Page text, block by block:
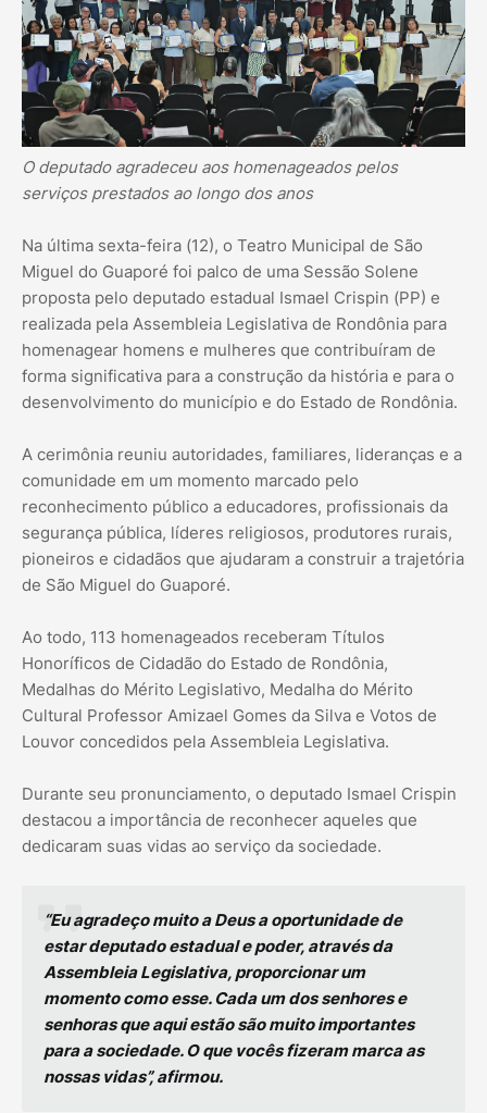
O deputado agradeceu aos homenageados pelos
serviços prestados ao longo dos anos
Na última sexta-feira (12), o Teatro Municipal de São
Miguel do Guaporé foi palco de uma Sessão Solene
proposta pelo deputado estadual Ismael Crispin (PP) e
realizada pela Assembleia Legislativa de Rondônia para
homenagear homens e mulheres que contribuíram de
forma significativa para a construção da história e para o
desenvolvimento do município e do Estado de Rondônia.
A cerimônia reuniu autoridades, familiares, lideranças e a
comunidade em um momento marcado pelo
reconhecimento público a educadores, profissionais da
segurança pública, líderes religiosos, produtores rurais,
pioneiros e cidadãos que ajudaram a construir a trajetória
de São Miguel do Guaporé.
Ao todo, 113 homenageados receberam Títulos
Honoríficos de Cidadão do Estado de Rondônia,
Medalhas do Mérito Legislativo, Medalha do Mérito
Cultural Professor Amizael Gomes da Silva e Votos de
Louvor concedidos pela Assembleia Legislativa.
Durante seu pronunciamento, o deputado Ismael Crispin
destacou a importância de reconhecer aqueles que
dedicaram suas vidas ao serviço da sociedade.
“Eu agradeço muito a Deus a oportunidade de
estar deputado estadual e poder, através da
Assembleia Legislativa, proporcionar um
momento como esse. Cada um dos senhores e
senhoras que aqui estão são muito importantes
para a sociedade. O que vocês fizeram marca as
nossas vidas”, afirmou.